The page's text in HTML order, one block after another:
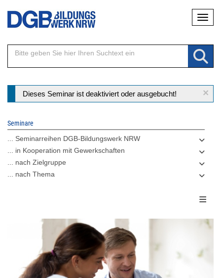
Direkt
Inhalt
×
Statusmeldung
Dieses Seminar ist deaktiviert oder ausgebucht!
Seminare
... Seminarreihen DGB-Bildungswerk NRW
... in Kooperation mit Gewerkschaften
... nach Zielgruppe
... nach Thema